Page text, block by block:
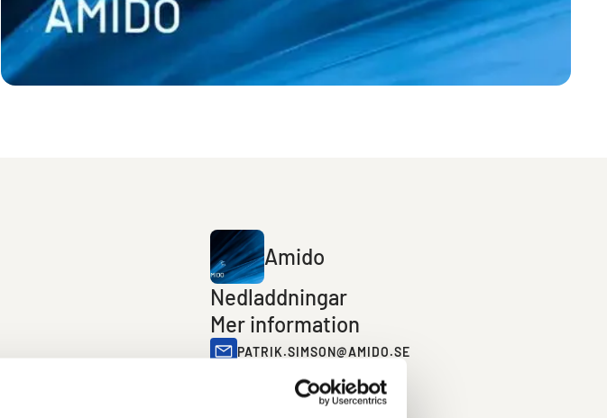
Amido
Nedladdningar
Mer information
PATRIK.SIMSON@AMIDO.SE
+46 70 283 77 65